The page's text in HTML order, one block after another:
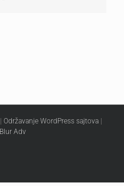
Održavanje WordPress sajtova|
Blur Adv